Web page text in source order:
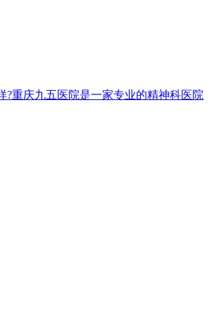
重庆九五医院是一家专业的精神科医院